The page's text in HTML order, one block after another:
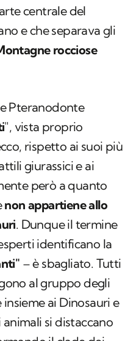
centrale del
e che separava gli
rocciose
Pteranodonte
", vista proprio
rispetto ai suoi più
giurassici e ai
però a quanto
non appartiene allo
. Dunque il termine
identificano la
– è sbagliato. Tutti
al gruppo degli
insieme ai Dinosauri e